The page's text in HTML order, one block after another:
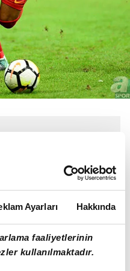
Ayarları Hakkında
faaliyetlerinin
kullanılmaktadır.